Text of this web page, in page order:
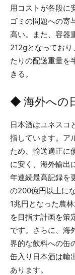
用コストが各段に
ゴミの問題への寄
高い。また、容器
212gとなってお
たりの配送重量を
きる。
◆ 海外への
日本酒はユネスコ
指しています。ア
ため、輸送適正に
に安く、海外輸出
年連続最高記録を
の200億円以上に
1兆円となった農
を目指す計画を策
です。さらに、海
界的な飲料への缶
缶入り日本酒は輸
あります。